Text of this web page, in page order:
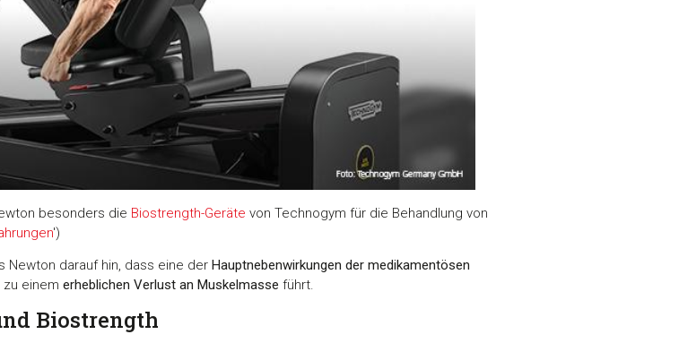
besonders die Biostrength-Geräte von Technogym für die Behandlung von
')
Newton darauf hin, dass eine der Hauptnebenwirkungen der medikamentösen
zu einem erheblichen Verlust an Muskelmasse führt.
Biostrength